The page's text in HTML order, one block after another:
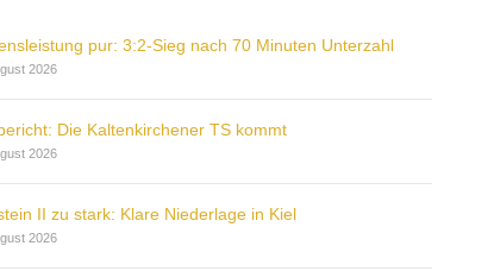
pur: 3:2-Sieg nach 70 Minuten Unterzahl
2026
Die Kaltenkirchener TS kommt
2026
II zu stark: Klare Niederlage in Kiel
2026